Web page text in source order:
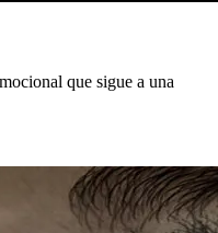
que sigue a una